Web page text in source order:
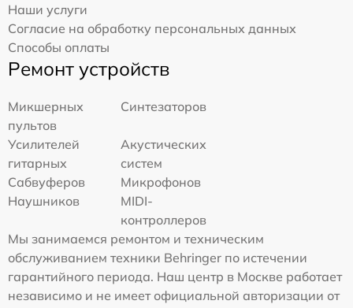
Наши услуги
Согласие на обработку персональных данных
Способы оплаты
Ремонт устройств
Микшерных
пультов
Синтезаторов
Усилителей
гитарных
Акустических
систем
Сабвуферов
Микрофонов
Наушников
MIDI-
контроллеров
Мы занимаемся ремонтом и техническим
обслуживанием техники Behringer по истечении
гарантийного периода. Наш центр в Москве работает
независимо и не имеет официальной авторизации от